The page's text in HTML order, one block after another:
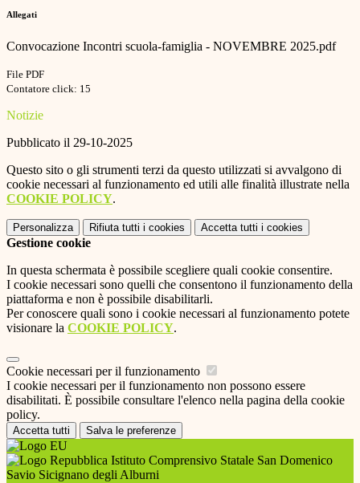
Allegati
Convocazione Incontri scuola-famiglia - NOVEMBRE 2025.pdf
File PDF
Contatore click: 15
Notizie
Pubblicato il 29-10-2025
Questo sito o gli strumenti terzi da questo utilizzati si avvalgono di
cookie necessari al funzionamento ed utili alle finalità illustrate nella
COOKIE POLICY.
Personalizza Rifiuta tutti i cookies Accetta tutti i cookies
Gestione cookie
In questa schermata è possibile scegliere quali cookie consentire.
I cookie necessari sono quelli che consentono il funzionamento della
piattaforma e non è possibile disabilitarli.
Per conoscere quali sono i cookie necessari al funzionamento potete
visionare la COOKIE POLICY.
Cookie necessari per il funzionamento
I cookie necessari per il funzionamento non possono essere
disabilitati. È possibile consultare l'elenco nella pagina della cookie
policy.
Accetta tutti Salva le preferenze
Istituto Comprensivo Statale San Domenico
Savio Sicignano degli Alburni